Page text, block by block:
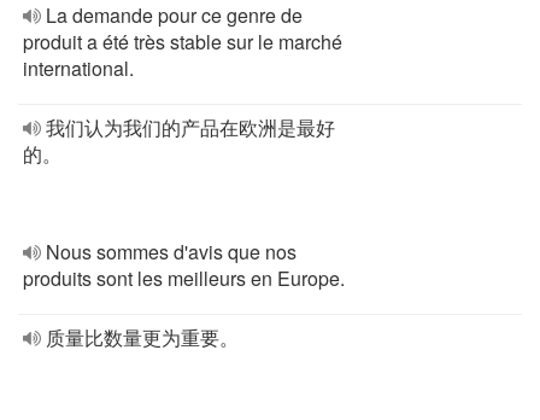
La demande pour ce genre de
produit a été très stable sur le marché
international.
我们认为我们的产品在欧洲是最好
的。
Nous sommes d'avis que nos
produits sont les meilleurs en Europe.
质量比数量更为重要。